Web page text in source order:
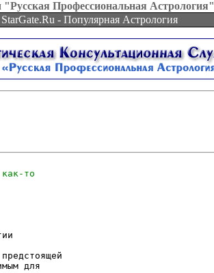
"Русская Профессиональная Астрология"
StarGate.Ru - Популярная Астрология
для